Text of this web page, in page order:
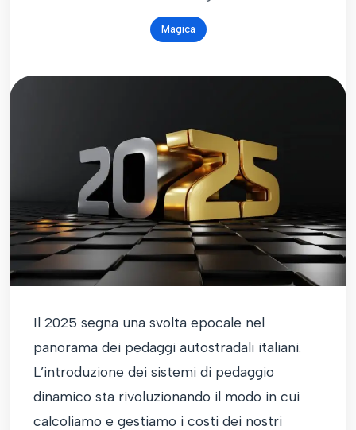
Magica
Il 2025 segna una svolta epocale nel
panorama dei pedaggi autostradali italiani.
L’introduzione dei sistemi di pedaggio
dinamico sta rivoluzionando il modo in cui
calcoliamo e gestiamo i costi dei nostri